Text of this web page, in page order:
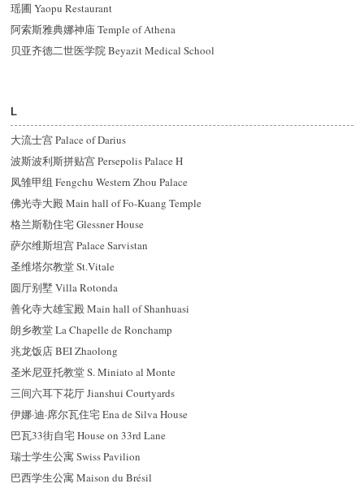
瑶圃 Yaopu Restaurant
阿索斯雅典娜神庙 Temple of Athena
贝亚齐德二世医学院 Beyazit Medical School
L
大流士宫 Palace of Darius
波斯波利斯拼贴宫 Persepolis Palace H
凤雏甲组 Fengchu Western Zhou Palace
佛光寺大殿 Main hall of Fo-Kuang Temple
格兰斯勒住宅 Glessner House
萨尔维斯坦宫 Palace Sarvistan
圣维塔尔教堂 St.Vitale
圆厅别墅 Villa Rotonda
善化寺大雄宝殿 Main hall of Shanhuasi
朗乡教堂 La Chapelle de Ronchamp
兆龙饭店 BEI Zhaolong
圣米尼亚托教堂 S. Miniato al Monte
三间六耳下花厅 Jianshui Courtyards
伊娜·迪·席尔瓦住宅 Ena de Silva House
巴瓦33街自宅 House on 33rd Lane
瑞士学生公寓 Swiss Pavilion
巴西学生公寓 Maison du Brésil